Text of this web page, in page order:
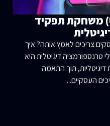
איך חוויית משתמש (UX) משחקת תפקיד
צריכים לאמץ אותה? איך
טרנספורמציה דיגיטלית היא
דיגיטליות, תוך התאמה
העסקיים...